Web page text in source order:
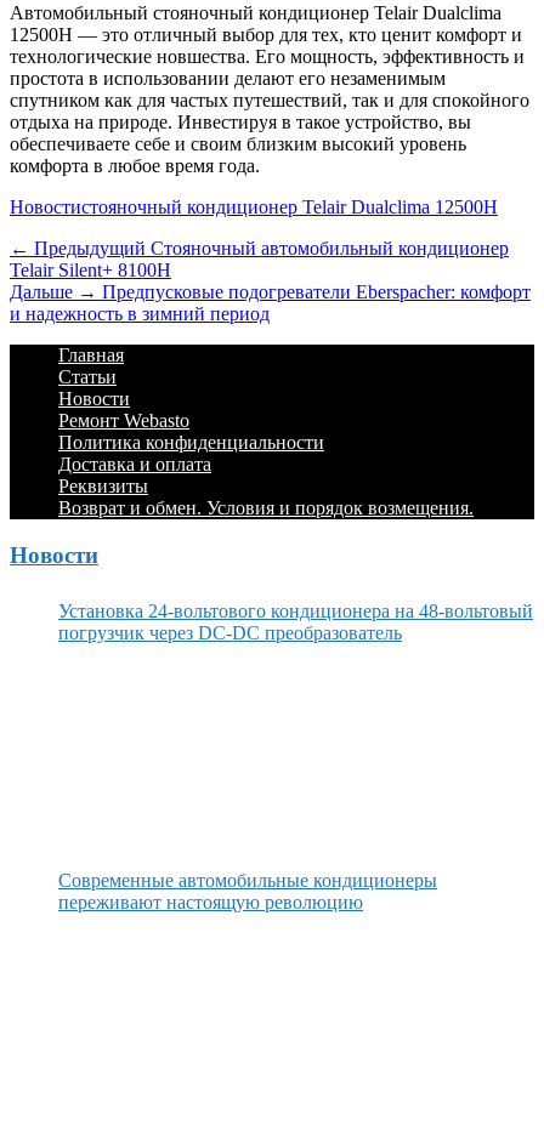
Автомобильный стояночный кондиционер Telair Dualclima
12500H — это отличный выбор для тех, кто ценит комфорт и
технологические новшества. Его мощность, эффективность и
простота в использовании делают его незаменимым
спутником как для частых путешествий, так и для спокойного
отдыха на природе. Инвестируя в такое устройство, вы
обеспечиваете себе и своим близким высокий уровень
комфорта в любое время года.
Категории
НовостиТеги
стояночный кондиционер Telair Dualclima 12500H
Навигация
по
записям
← Предыдущий Предыдущий
Стояночный автомобильный кондиционер
Telair Silent+ 8100H
Дальше → Дальше:
Предпусковые подогреватели Eberspacher: комфорт
и надежность в зимний период
Footer
Menu
Перейти
содержимому
Главная
Статьи
Новости
Ремонт Webasto
Политика конфиденциальности
Доставка и оплата
Реквизиты
Возврат и обмен. Условия и порядок возмещения.
Новости
Установка 24-вольтового кондиционера на 48-вольтовый
погрузчик через DC-DC преобразователь
Современные автомобильные кондиционеры
переживают настоящую революцию